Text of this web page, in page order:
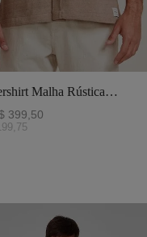
Malha Rústica
399 50
75